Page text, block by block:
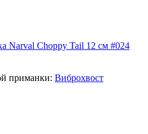
Narval Choppy Tail 12 см #024
приманки: Виброхвост